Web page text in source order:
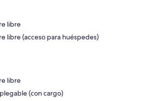
libre
libre (acceso para huéspedes)
libre
(con cargo)